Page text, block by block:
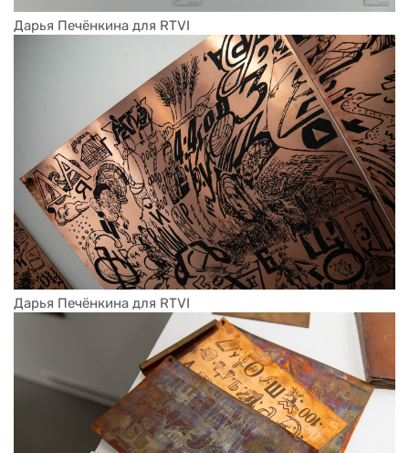
Дарья Печёнкина для RTVI
Дарья Печёнкина для RTVI